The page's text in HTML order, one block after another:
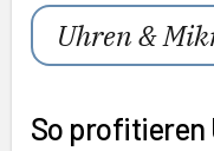
Uhren &
So profitieren